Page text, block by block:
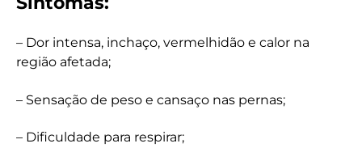
– Dor intensa, inchaço, vermelhidão e calor na
região afetada;
– Sensação de peso e cansaço nas pernas;
– Dificuldade para respirar;